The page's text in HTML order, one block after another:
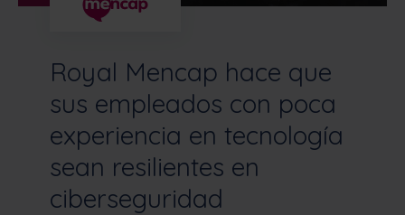
Royal Mencap hace que
sus empleados con poca
experiencia en tecnología
sean resilientes en
ciberseguridad